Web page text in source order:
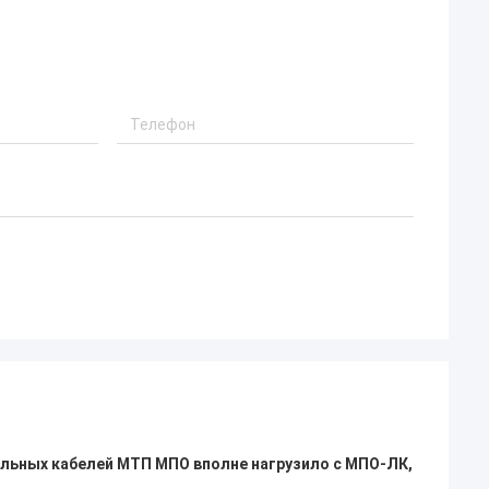
кабелей МТП МПО вполне нагрузило с МПО-ЛК,